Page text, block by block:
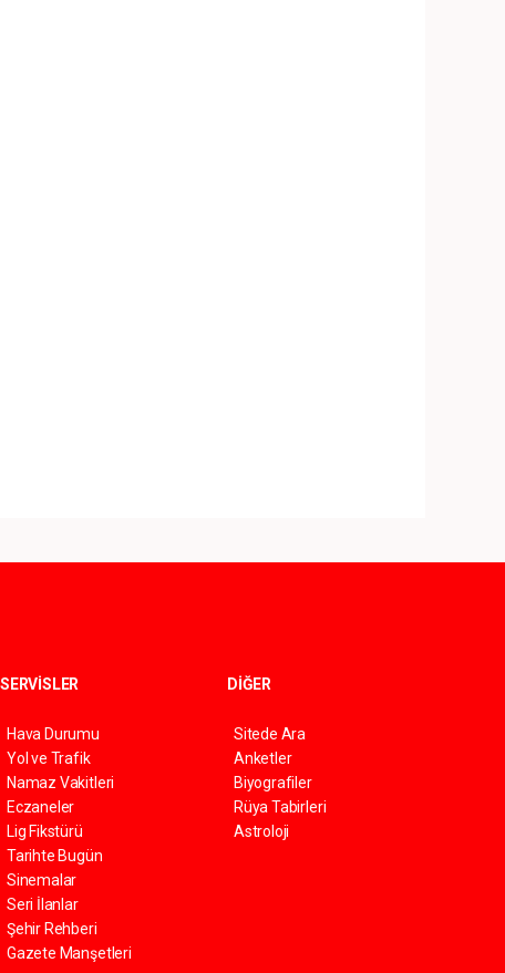
SERVİSLER
Hava Durumu
Yol ve Trafik
Namaz Vakitleri
Eczaneler
Lig Fikstürü
Tarihte Bugün
Sinemalar
Seri İlanlar
Şehir Rehberi
Gazete Manşetleri
DİĞER
Sitede Ara
Anketler
Biyografiler
Rüya Tabirleri
Astroloji